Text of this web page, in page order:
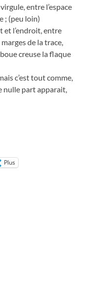
entre l’espace
; (peu loin)
et l’endroit, entre
de la trace,
creuse la flaque
c’est tout comme,
nulle part apparait,
Plus